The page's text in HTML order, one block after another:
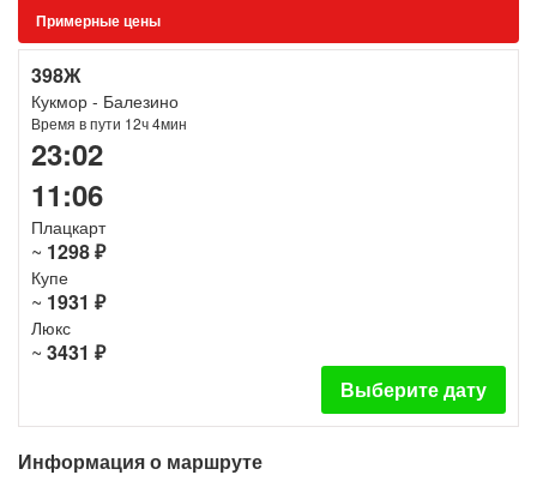
Примерные цены
398Ж
Кукмор - Балезино
Время в пути 12ч 4мин
23:02
11:06
Плацкарт
~ 1298 ₽
Купе
~ 1931 ₽
Люкс
~ 3431 ₽
Выберите дату
Информация о маршруте